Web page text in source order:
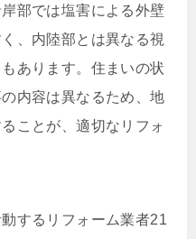
部では塩害による外壁
、内陸部とは異なる視
あります。住まいの状
内容は異なるため、地
ことが、適切なリフォ
するリフォーム業者21